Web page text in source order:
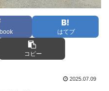
はてブ
コピー
2025.07.09